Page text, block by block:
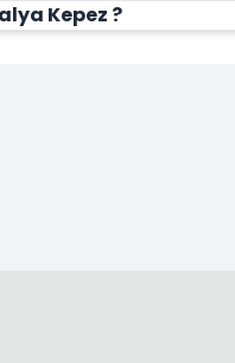
Kepez ?